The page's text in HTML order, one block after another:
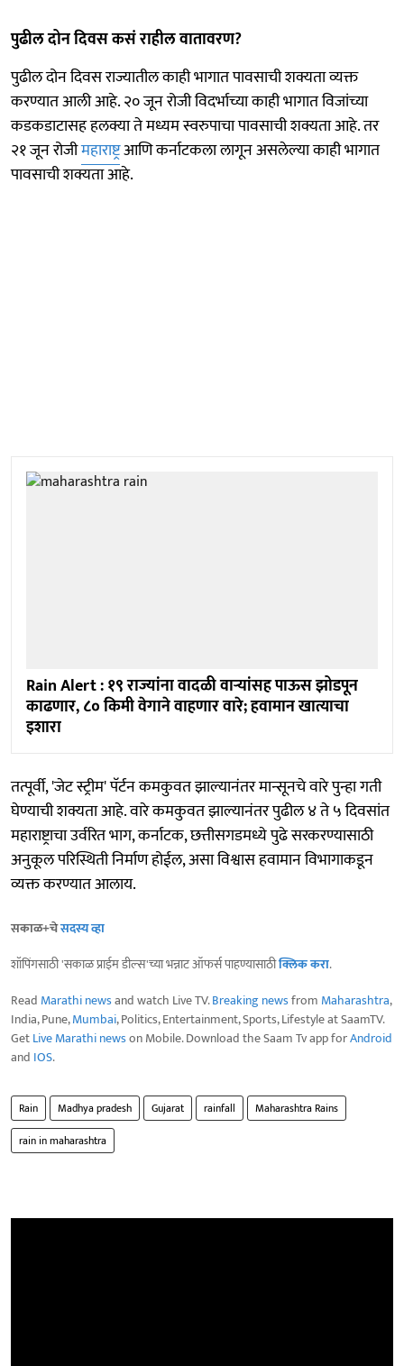
पुढील दोन दिवस कसं राहील वातावरण?
पुढील दोन दिवस राज्यातील काही भागात पावसाची शक्यता व्यक्त
करण्यात आली आहे. २० जून रोजी विदर्भाच्या काही भागात विजांच्या
कडकडाटासह हलक्या ते मध्यम स्वरुपाचा पावसाची शक्यता आहे. तर
२१ जून रोजीमहाराष्ट्रआणि कर्नाटकला लागून असलेल्या काही भागात
पावसाची शक्यता आहे.
Rain Alert : १९ राज्यांना वादळी वाऱ्यांसह पाऊस झोडपून
काढणार, ८० किमी वेगाने वाहणार वारे; हवामान खात्याचा
इशारा
तत्पूर्वी, 'जेट स्ट्रीम' पॅर्टन कमकुवत झाल्यानंतर मान्सूनचे वारे पुन्हा गती
घेण्याची शक्यता आहे. वारे कमकुवत झाल्यानंतर पुढील ४ ते ५ दिवसांत
महाराष्ट्राचा उर्वरित भाग, कर्नाटक, छत्तीसगडमध्ये पुढे सरकरण्यासाठी
अनुकूल परिस्थिती निर्माण होईल, असा विश्वास हवामान विभागाकडून
व्यक्त करण्यात आलाय.
सकाळ+चेसदस्य व्हा
शॉपिंगसाठी 'सकाळ प्राईम डील्स'च्या भन्नाट ऑफर्स पाहण्यासाठीक्लिक करा.
Read Marathi newsand watch Live TV.Breaking newsfrom Maharashtra,
India, Pune,Mumbai, Politics, Entertainment, Sports, Lifestyle at SaamTV.
GetLive Marathi newson Mobile. Download the Saam Tv app forAndroid
and IOS.
Rain Madhya pradesh Gujarat rainfall
Maharashtra Rains
rain in maharashtra